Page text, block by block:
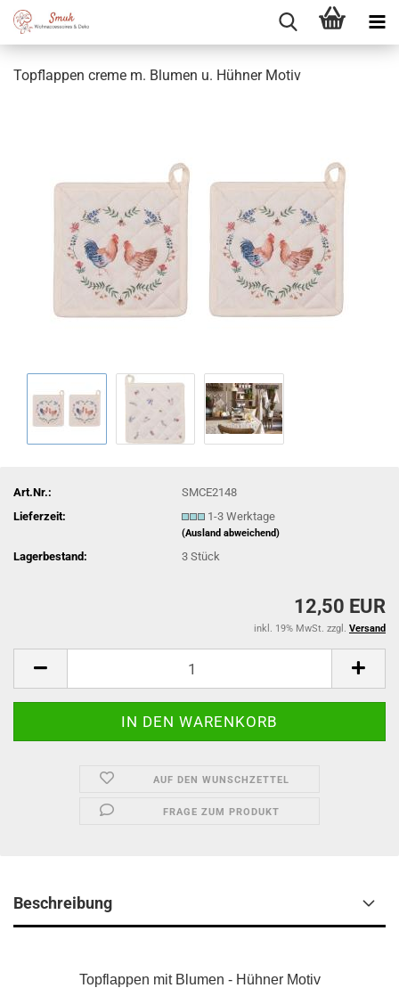
Topflappen creme m. Blumen u. Hühner Motiv
Art.Nr.:
SMCE2148
Lieferzeit:
1-3 Werktage
(Ausland abweichend)
Lagerbestand: 3Stück
12,50 EUR
inkl. 19% MwSt. zzgl. Versand
AUF DEN WUNSCHZETTEL
FRAGE ZUM PRODUKT
Beschreibung
Topflappen mit Blumen - Hühner Motiv